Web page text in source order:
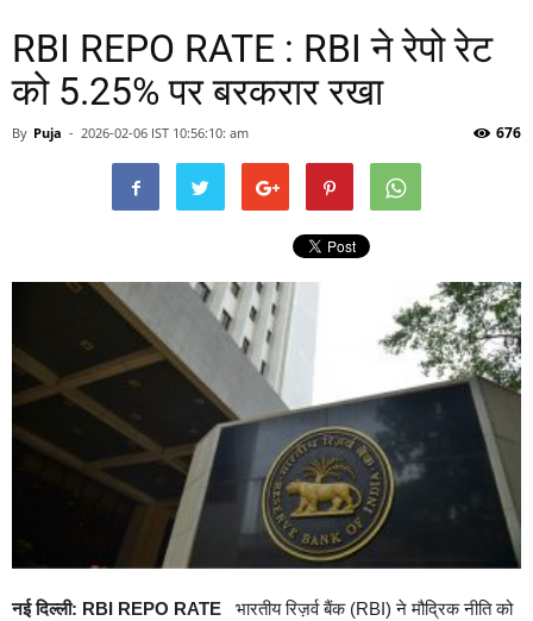
RBI REPO RATE : RBI ने रेपो रेट
को 5.25% पर बरकरार रखा
By Puja - 2026-02-06 IST 10:56:10: am 676
नई दिल्ली: RBI REPO RATE
भारतीय रिज़र्व बैंक (RBI) ने मौद्रिक नीति को